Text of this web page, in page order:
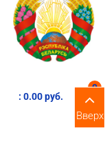
0
: 0.00 pуб.
Вверх